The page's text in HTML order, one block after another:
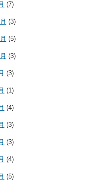
(7)
(3)
(5)
(3)
(3)
(1)
(4)
(3)
(3)
(4)
(5)